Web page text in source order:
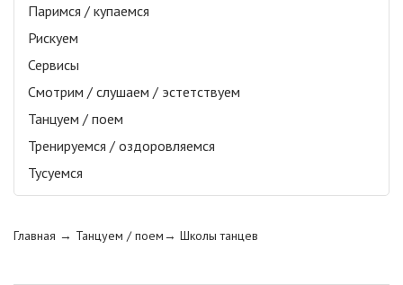
Паримся / купаемся
Рискуем
Сервисы
Смотрим / слушаем / эстетствуем
Танцуем / поем
Тренируемся / оздоровляемся
Тусуемся
Главная → Танцуем / поем→ Школы танцев